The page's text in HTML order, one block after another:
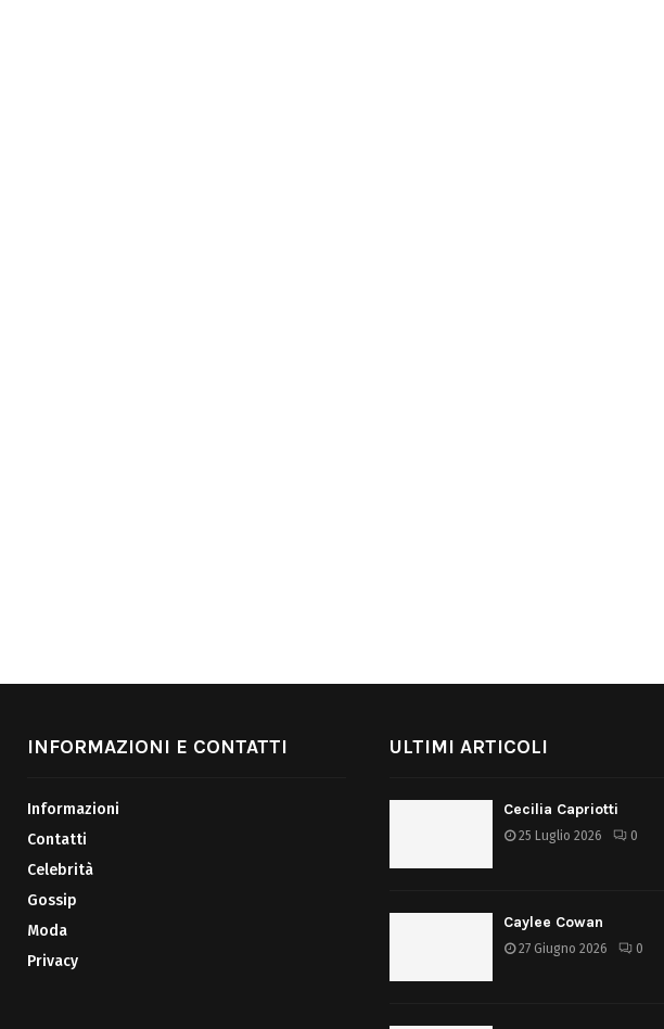
INFORMAZIONI E CONTATTI
Informazioni
Contatti
Celebrità
Gossip
Moda
Privacy
ULTIMI ARTICOLI
Cecilia Capriotti
25 Luglio 2026 0
Caylee Cowan
27 Giugno 2026 0